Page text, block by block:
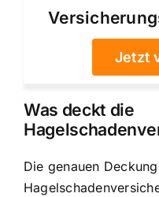
Jetzt
Was deckt die
Die genauen